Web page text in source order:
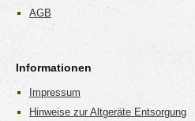
AGB
Informationen
Impressum
Hinweise zur Altgeräte Entsorgung